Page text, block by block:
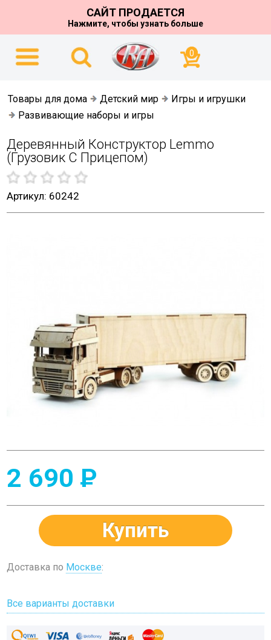
САЙТ ПРОДАЕТСЯ
Нажмите, чтобы узнать больше
0
Товары для дома Детский мир
Игры и игрушки
Развивающие наборы и игры
Деревянный Конструктор Lemmo
(грузовик С Прицепом)
Артикул: 60242
2 690 P
Купить
Доставка по Москве:
Все варианты доставки